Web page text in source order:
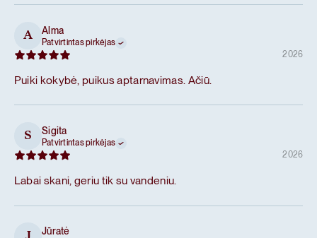
A Alma
Patvirtintas pirkėjas
2026
Puiki kokybė, puikus aptarnavimas. Ačiū.
S Sigita
Patvirtintas pirkėjas
2026
Labai skani, geriu tik su vandeniu.
Jūratė